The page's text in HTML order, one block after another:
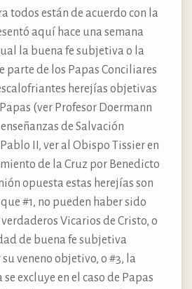
todos están de acuerdo con la
aquí hace una semana
la buena fe subjetiva o la
parte de los Papas Conciliares
herejías objetivas
(ver Profesor Doermann
de Salvación
II, ver al Obispo Tissier en
de la Cruz por Benedicto
opuesta estas herejías son
#1, no pueden haber sido
Vicarios de Cristo, o
de buena fe subjetiva
veneno objetivo, o #3, la
excluye en el caso de Papas